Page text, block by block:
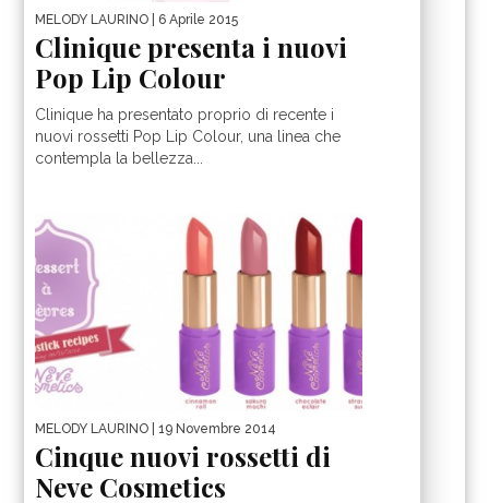
MELODY LAURINO | 6 Aprile 2015
Clinique presenta i nuovi
Pop Lip Colour
Clinique ha presentato proprio di recente i
nuovi rossetti Pop Lip Colour, una linea che
contempla la bellezza...
MELODY LAURINO | 19 Novembre 2014
Cinque nuovi rossetti di
Neve Cosmetics